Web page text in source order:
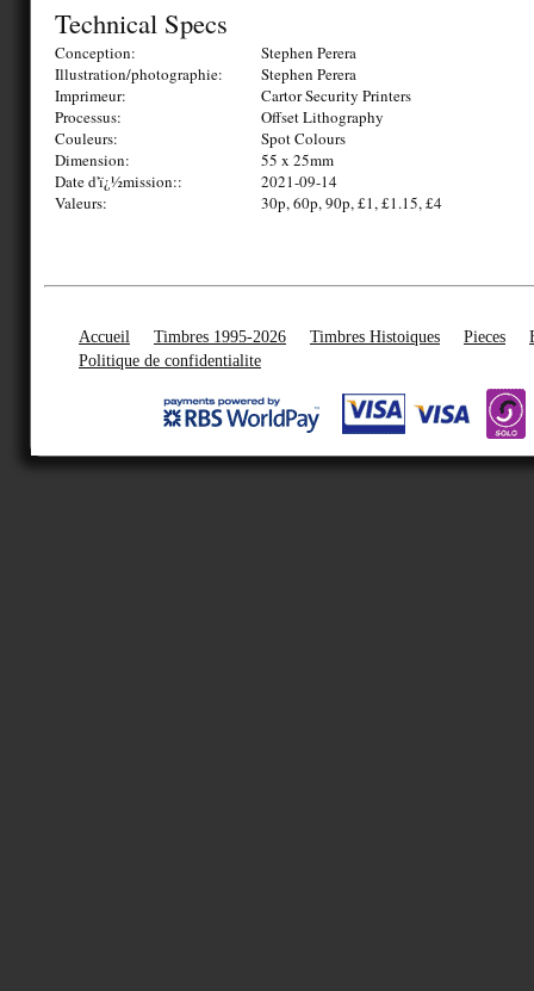
Technical Specs
Conception:
Stephen Perera
Illustration/photographie:
Stephen Perera
Imprimeur:
Cartor Security Printers
Processus:
Offset Lithography
Couleurs:
Spot Colours
Dimension:
55 x 25mm
Date d'ï¿½mission::
2021-09-14
Valeurs:
30p, 60p, 90p, £1, £1.15, £4
Accueil Timbres 1995-2026 Timbres Histoiques Pieces
Politique de confidentialite